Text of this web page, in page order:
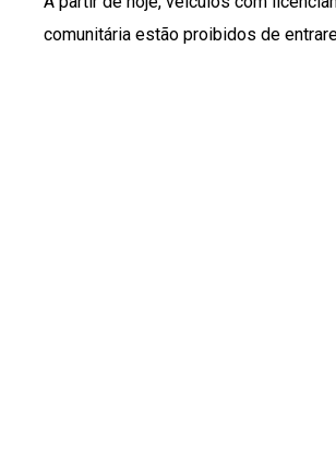
comunitária estão proibidos de